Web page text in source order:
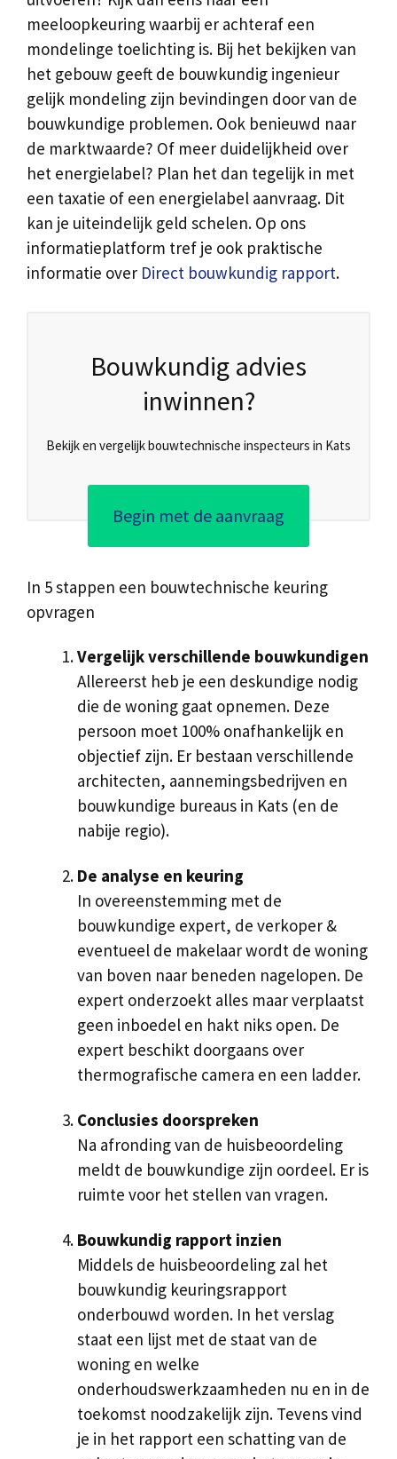
meeloopkeuring waarbij er achteraf een
mondelinge toelichting is. Bij het bekijken van
het gebouw geeft de bouwkundig ingenieur
gelijk mondeling zijn bevindingen door van de
bouwkundige problemen. Ook benieuwd naar
de marktwaarde? Of meer duidelijkheid over
het energielabel? Plan het dan tegelijk in met
een taxatie of een energielabel aanvraag. Dit
kan je uiteindelijk geld schelen. Op ons
informatieplatform tref je ook praktische
informatie over Direct bouwkundig rapport.
Bouwkundig advies
inwinnen?
Bekijk en vergelijk bouwtechnische inspecteurs in Kats
Begin met de aanvraag
In 5 stappen een bouwtechnische keuring
opvragen
Vergelijk verschillende bouwkundigen
Allereerst heb je een deskundige nodig
die de woning gaat opnemen. Deze
persoon moet 100% onafhankelijk en
objectief zijn. Er bestaan verschillende
architecten, aannemingsbedrijven en
bouwkundige bureaus in Kats (en de
nabije regio).
De analyse en keuring
In overeenstemming met de
bouwkundige expert, de verkoper &
eventueel de makelaar wordt de woning
van boven naar beneden nagelopen. De
expert onderzoekt alles maar verplaatst
geen inboedel en hakt niks open. De
expert beschikt doorgaans over
thermografische camera en een ladder.
Conclusies doorspreken
Na afronding van de huisbeoordeling
meldt de bouwkundige zijn oordeel. Er is
ruimte voor het stellen van vragen.
Bouwkundig rapport inzien
Middels de huisbeoordeling zal het
bouwkundig keuringsrapport
onderbouwd worden. In het verslag
staat een lijst met de staat van de
woning en welke
onderhoudswerkzaamheden nu en in de
toekomst noodzakelijk zijn. Tevens vind
je in het rapport een schatting van de